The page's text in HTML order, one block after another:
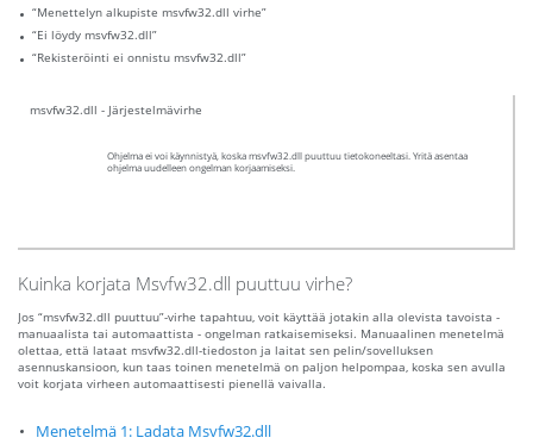
“Menettelyn alkupiste msvfw32.dll virhe”
“Ei löydy msvfw32.dll”
“Rekisteröinti ei onnistu msvfw32.dll”
msvfw32.dll - Järjestelmävirhe
Ohjelma ei voi käynnistyä, koska msvfw32.dll puuttuu tietokoneeltasi. Yritä asentaa
ohjelma uudelleen ongelman korjaamiseksi.
Kuinka korjata Msvfw32.dll puuttuu virhe?
Jos “msvfw32.dll puuttuu”-virhe tapahtuu, voit käyttää jotakin alla olevista tavoista -
manuaalista tai automaattista - ongelman ratkaisemiseksi. Manuaalinen menetelmä
olettaa, että lataat msvfw32.dll-tiedoston ja laitat sen pelin/sovelluksen
asennuskansioon, kun taas toinen menetelmä on paljon helpompaa, koska sen avulla
voit korjata virheen automaattisesti pienellä vaivalla.
Menetelmä 1: Ladata Msvfw32.dll